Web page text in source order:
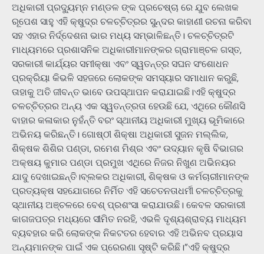
ଅଧିକାରୀ ପ୍ରଦ୍ୟୁମ୍ନ ମଣ୍ଡଳ ଙ୍କ ପ୍ରଚେଷ୍ଚା ରେ ଯୁବ ଲେଖକ
ରୂପେଶ ସାହୁ ଏହି କ୍ଷୁଦ୍ର ଚଳଚ୍ଚିତ୍ରର ସୁନ୍ଦର କାହାଣୀ ରଚନା କରିବା
ସହ ଏହାର ନିର୍ଦ୍ଦେଶନା ଭାର ମଧ୍ୟ ସମ୍ଭାଳିଛନ୍ତି। ଚଳଚ୍ଚିତ୍ରଟି
ମାଧ୍ୟମରେ ପ୍ରଶାସନିକ ଅଧିକାରୀମାନଙ୍କର ଗ୍ରାମାଞ୍ଚଳ ଗସ୍ତ,
ସରକାରୀ କାର୍ଯ୍ୟର ସମୀକ୍ଷା ଏବଂ ସ୍ୱତନ୍ତ୍ର ସଘନ ସଂଶୋଧନ
ପ୍ରକ୍ରିୟା କିଭଳି ସହଜରେ ଲୋକଙ୍କ ସମସ୍ୟାର ସମାଧାନ କରୁଛି,
ତାହାକୁ ଅତି ଜୀବନ୍ତ ଭାବେ ଉପସ୍ଥାପନ କରାଯାଇଛି।ଏହି କ୍ଷୁଦ୍ର
ଚଳଚ୍ଚିତ୍ରର ଅନ୍ୟ ଏକ ସ୍ୱତନ୍ତ୍ରତା ହେଉଛି ଯେ, ଏଥିରେ କୌଣସି
ବାହାର କଳାକାର ନୁହଁନ୍ତି ବରଂ ସ୍ଥାନୀୟ ଅଧିକାରୀ ମୁଖ୍ୟ ଭୂମିକାରେ
ଅଭିନୟ କରିଛନ୍ତି। ଗୋଷ୍ଠୀ ଶିକ୍ଷା ଅଧିକାରୀ ସୁଜନ ମଲ୍ଲିକ,
ଶିକ୍ଷକ ଶିଶିର ପଣ୍ଡା, ରମେଶ ମିଶ୍ର ଏବଂ ଉଦ୍ୟାନ କୃଷି ବିଭାଗର
ଅକ୍ଷୟ କୁମାର ପଣ୍ଡା ପ୍ରମୁଖ ଏଥିରେ ନିଜର ନିଖୁଣ ଅଭିନୟର
ଯାଦୁ ଦେଖାଇଛନ୍ତି।ବ୍ଲକର ଅଧିକାରୀ, ଶିକ୍ଷକ ଓ କର୍ମଚାରୀମାନଙ୍କ
ପ୍ରତ୍ୟକ୍ଷ ସହଯୋଗରେ ନିର୍ମିତ ଏହି ସଚେତନତାଧର୍ମୀ ଚଳଚ୍ଚିତ୍ରକୁ
ସ୍ଥାନୀୟ ଅଞ୍ଚଳରେ ବେଶ୍ ପ୍ରଶଂସା କରାଯାଉଛି। କେବଳ ସରକାରୀ
କାଗଜପତ୍ର ମଧ୍ୟରେ ସୀମିତ ନରହି, ଏଭଳି ଦୃଶ୍ୟଶ୍ରାବ୍ୟ ମାଧ୍ୟମ
ବ୍ୟବହାର କରି ଲୋକଙ୍କ ନିକଟତର ହେବାର ଏହି ଅଭିନବ ପ୍ରୟାସ
ଅନ୍ୟମାନଙ୍କ ପାଇଁ ଏକ ପ୍ରେରଣା ସୃଷ୍ଟି କରିଛି।”ଏହି କ୍ଷୁଦ୍ର